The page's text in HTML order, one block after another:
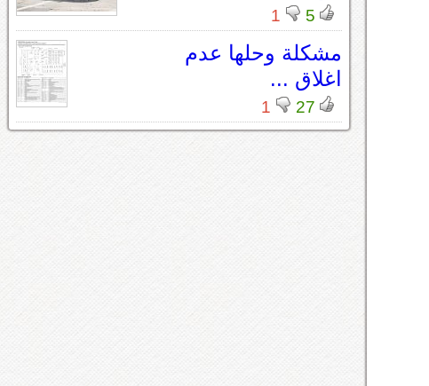
5
1
مشكلة وحلها عدم
اغلاق ...
27
1